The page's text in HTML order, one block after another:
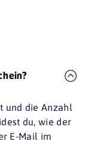
und die Anzahl
du, wie der
E-Mail im